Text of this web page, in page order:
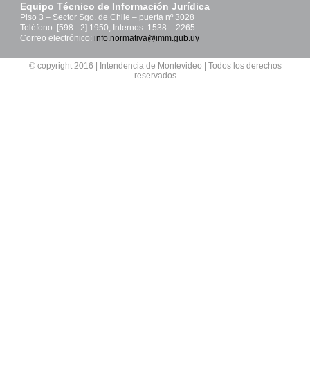
Equipo Técnico de Información Jurídica
Piso 3 – Sector Sgo. de Chile – puerta nº 3028
Teléfono: [598 - 2] 1950, Internos: 1538 – 2265
Correo electrónico: info.normativa@imm.gub.uy
© copyright 2016 | Intendencia de Montevideo | Todos los derechos
reservados